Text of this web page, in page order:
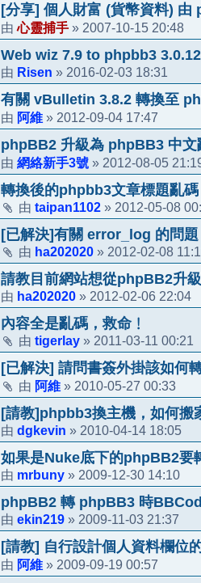
[分享] 個人財富 (貨幣資料)
由心靈捕手 » 2007-10-15 20:48
Web wiz 7.9 to phpbb3
由 Risen » 2016-02-03 18:31
有關 vBulletin 3.8.2 轉換至
由 阿維 » 2012-09-04 17:47
phpBB2 升級為 phpBB3 中文
由 網絡新手3號 » 2012-08-05
轉換後的phpbb3文章標題亂碼
由 taipan1102 » 2012-05-08
[已解決]有關 error_log 的問題
由 ha202020 » 2012-02-08
請教目前網站想從phpBB2升
由 ha202020 » 2012-02-06 22:04
內容全是亂碼，救命﹗
由 tigerlay » 2011-03-11 00:21
[已解決] 請問書簽外掛該如何
由 阿維 » 2010-05-27 00:33
[請教]phpbb3換主機，如何搬
由 dgkevin » 2010-04-14 18:05
如果是Nuke底下的phpBB2要
由 mrbuny » 2009-12-30 14:10
phpBB2 轉 phpBB3 時
由 ekin219 » 2009-11-03 21:37
[請教] 自行設計個人資料欄位
由 阿維 » 2009-09-19 00:57